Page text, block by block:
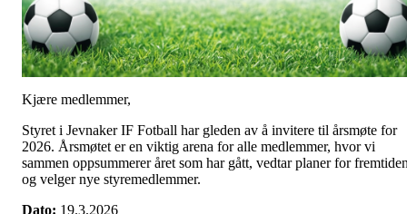
Kjære medlemmer,
Styret i Jevnaker IF Fotball har gleden av å invitere til årsmøte for
2026. Årsmøtet er en viktig arena for alle medlemmer, hvor vi
sammen oppsummerer året som har gått, vedtar planer for
og velger nye styremedlemmer.
Dato: 19.3.2026